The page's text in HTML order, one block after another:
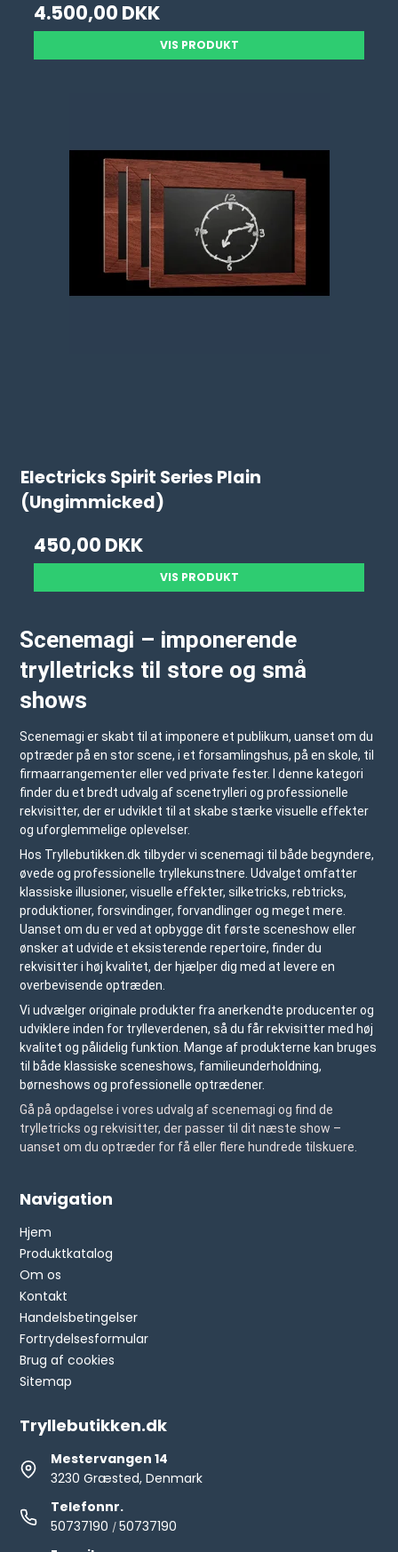
4.500,00 DKK
VIS PRODUKT
Electricks Spirit Series Plain
(Ungimmicked)
450,00 DKK
VIS PRODUKT
Scenemagi – imponerende
trylletricks til store og små
shows
Scenemagi er skabt til at imponere et publikum, uanset om du
optræder på en stor scene, i et forsamlingshus, på en skole, til
firmaarrangementer eller ved private fester. I denne kategori
finder du et bredt udvalg af scenetrylleri og professionelle
rekvisitter, der er udviklet til at skabe stærke visuelle effekter
og uforglemmelige oplevelser.
Hos Tryllebutikken.dk tilbyder vi scenemagi til både begyndere,
øvede og professionelle tryllekunstnere. Udvalget omfatter
klassiske illusioner, visuelle effekter, silketricks, rebtricks,
produktioner, forsvindinger, forvandlinger og meget mere.
Uanset om du er ved at opbygge dit første sceneshow eller
ønsker at udvide et eksisterende repertoire, finder du
rekvisitter i høj kvalitet, der hjælper dig med at levere en
overbevisende optræden.
Vi udvælger originale produkter fra anerkendte producenter og
udviklere inden for trylleverdenen, så du får rekvisitter med høj
kvalitet og pålidelig funktion. Mange af produkterne kan bruges
til både klassiske sceneshows, familieunderholdning,
børneshows og professionelle optrædener.
Gå på opdagelse i vores udvalg af scenemagi og find de
trylletricks og rekvisitter, der passer til dit næste show –
uanset om du optræder for få eller flere hundrede tilskuere.
Navigation
Hjem
Produktkatalog
Om os
Kontakt
Handelsbetingelser
Fortrydelsesformular
Brug af cookies
Sitemap
Tryllebutikken.dk
Mestervangen 14
3230 Græsted, Denmark
Telefonnr.
50737190 /50737190